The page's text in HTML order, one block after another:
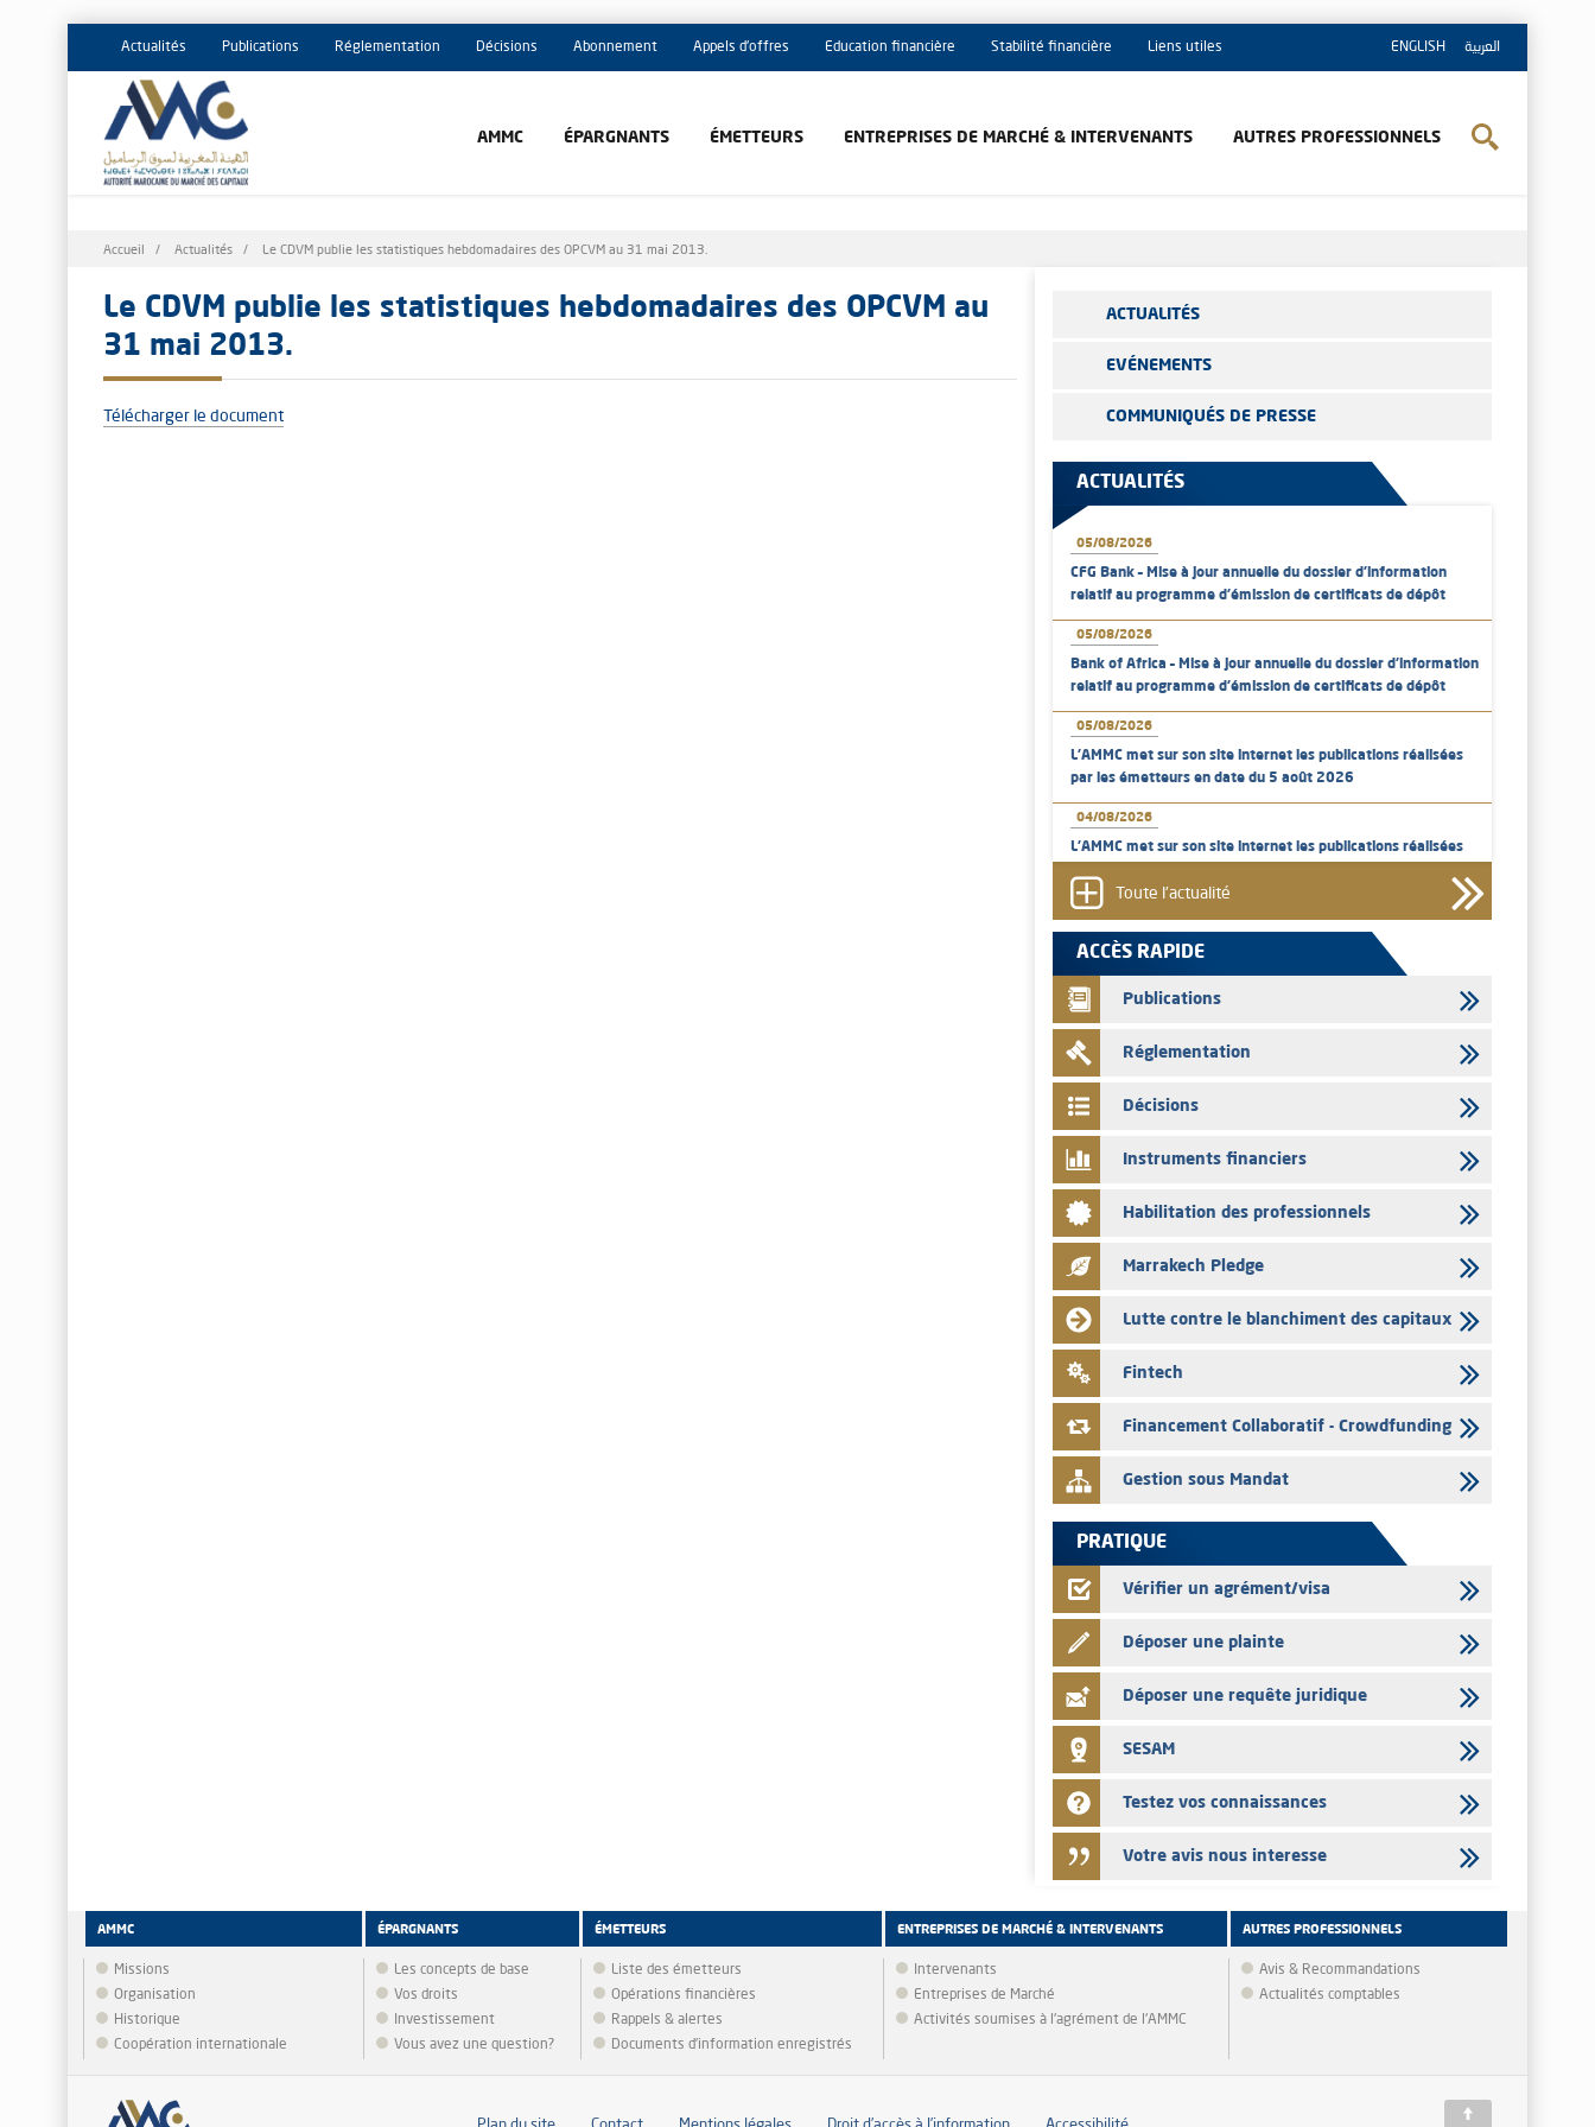
ENGLISH العربية Actualités Publications Réglementation Décisions Abonnement Appels d'offres Education financière Stabilité financière Liens utiles
AMMC ÉPARGNANTS ÉMETTEURS ENTREPRISES DE MARCHÉ & INTERVENANTS AUTRES PROFESSIONNELS
Fil
Accueil Actualités Le CDVM publie les statistiques hebdomadaires des OPCVM au 31 mai 2013.
Le CDVM publie les statistiques hebdomadaires des OPCVM au
31 mai 2013.
Télécharger le document
ACTUALITÉS
EVÉNEMENTS
COMMUNIQUÉS DE PRESSE
ACTUALITÉS
05/08/2026
CFG Bank – Mise à jour annuelle du dossier d’information
relatif au programme d'émission de certificats de dépôt
05/08/2026
Bank of Africa – Mise à jour annuelle du dossier d’information
relatif au programme d'émission de certificats de dépôt
05/08/2026
L’AMMC met sur son site internet les publications réalisées
par les émetteurs en date du 5 août 2026
04/08/2026
L’AMMC met sur son site internet les publications réalisées
03/08/2026
Saham Bank – Mise à jour annuelle du dossier d’information
relatif au programme d'émission de certificats de dépôt
03/08/2026
L’AMMC met sur son site internet les publications réalisées
par les émetteurs en date du 3 août 2026
Liste des agréments et visas d'OPCVM accordés par l'AMMC
03/08/2026
L' AMMC publie les indicateurs mensuels du marché des
capitaux pour le mois de Juin 2026
31/07/2026
L’AMMC met sur son site internet les publications réalisées
par les émetteurs du 30 au 31 juillet 2026
31/07/2026
VEOLIA ENVIRONNEMENT – L’AMMC vise le prospectus
définitif relatif à l'augmentation de capital réservée aux
Toute l'actualité
ACCÈS RAPIDE
Publications
Réglementation
Décisions
Instruments financiers
Habilitation des professionnels
Marrakech Pledge
Lutte contre le blanchiment des capitaux
Fintech
Financement Collaboratif - Crowdfunding
Gestion sous Mandat
PRATIQUE
Vérifier un agrément/visa
Déposer une plainte
Déposer une requête juridique
SESAM
Testez vos connaissances
Votre avis nous interesse
AMMC
Missions
Organisation
Historique
Coopération internationale
ÉPARGNANTS
Les concepts de base
Vos droits
Investissement
Vous avez une question?
ÉMETTEURS
Liste des émetteurs
Opérations financières
Rappels & alertes
Documents d’information enregistrés
ENTREPRISES DE MARCHÉ & INTERVENANTS
Intervenants
Entreprises de Marché
Activités soumises à l'agrément de l'AMMC
AUTRES PROFESSIONNELS
Avis & Recommandations
Actualités comptables